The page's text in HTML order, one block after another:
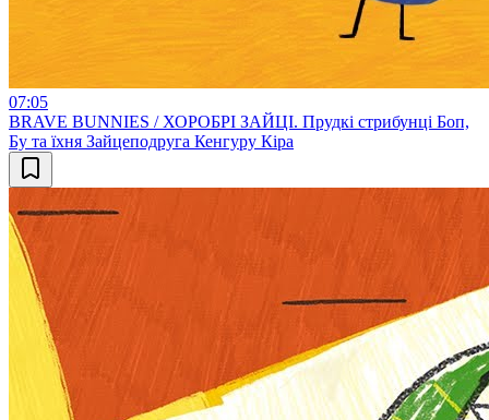
07:05
BRAVE BUNNIES / ХОРОБРІ ЗАЙЦІ. Прудкі стрибунці Боп,
Бу та їхня Зайцеподруга Кенгуру Кіра